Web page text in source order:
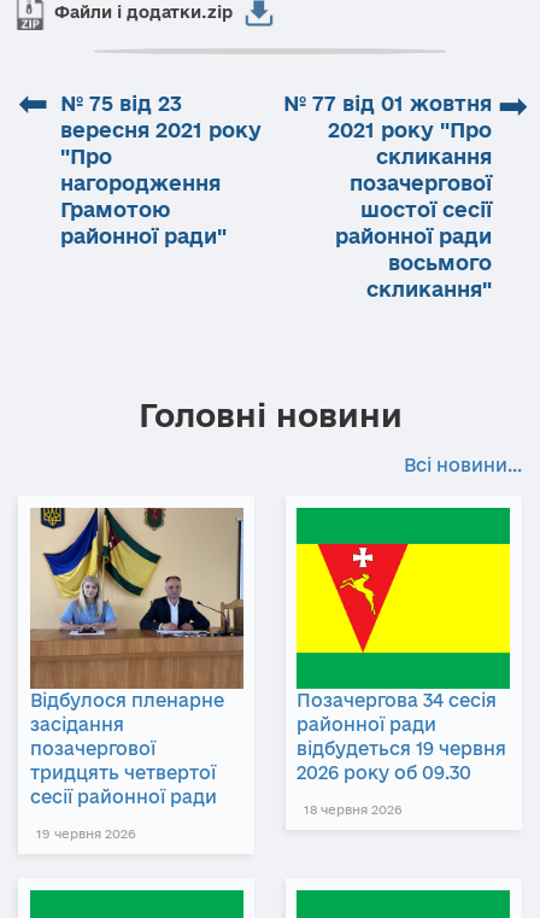
Файли і додатки.zip
⬅
№ 75 від 23
вересня 2021 року
"Про
нагородження
Грамотою
районної ради"
➡
№ 77 від 01 жовтня
2021 року "Про
скликання
позачергової
шостої сесії
районної ради
восьмого
скликання"
Головні новини
Всі новини...
Відбулося пленарне
засідання
позачергової
тридцять четвертої
сесії районної ради
19 червня 2026
Позачергова 34 сесія
районної ради
відбудеться 19 червня
2026 року об 09.30
18 червня 2026